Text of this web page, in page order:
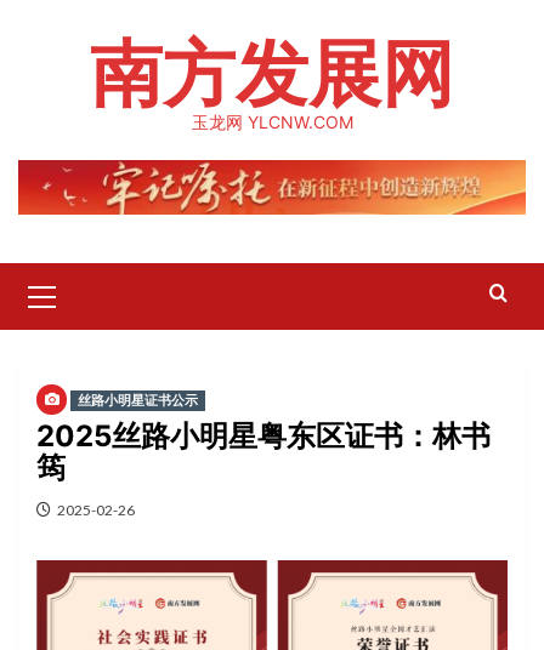
南方发展网
玉龙网 YLCNW.COM
Menu
丝路小明星证书公示
2025丝路小明星粤东区证书：林书
筠
2025-02-26